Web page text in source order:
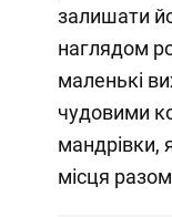
залишати
наглядом
маленькі
чудовими
мандрівки,
місця